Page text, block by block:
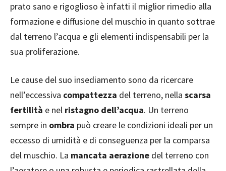
prato sano e rigoglioso è infatti il miglior rimedio alla
formazione e diffusione del muschio in quanto sottrae
dal terreno l’acqua e gli elementi indispensabili per la
sua proliferazione.
Le cause del suo insediamento sono da ricercare
nell’eccessiva compattezza del terreno, nella scarsa
fertilità e nel ristagno dell’acqua. Un terreno
sempre in ombra può creare le condizioni ideali per un
eccesso di umidità e di conseguenza per la comparsa
del muschio. La mancata aerazione del terreno con